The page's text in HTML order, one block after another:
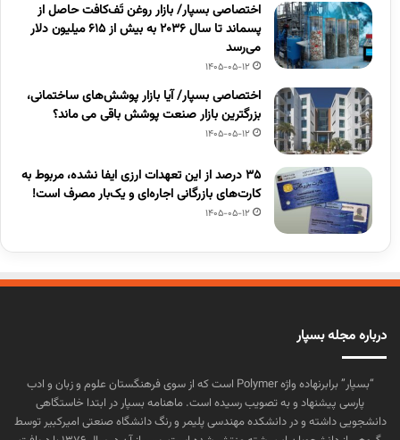
اختصاصی بسپار/ بازار روغن تَف‌کافت حاصل از
پسماند تا سال ۲۰۳۶ به بیش از ۶۱۵ میلیون دلار
می‌رسد
1405-05-12
اختصاصی بسپار/ آیا بازار پوشش‌های ساختمانی،
بزرگترین بازار صنعت پوشش باقی می ماند؟
1405-05-12
۳۵ درصد از این تعهدات ارزی ایفا نشده، مربوط به
کارت‌های بازرگانی اجاره‌ای و یک‌بار مصرف است!
1405-05-12
درباره مجله بسپار
“بسپار” برابرنهاده واژه Polymer است که از سوی فرهنگستان علوم و زبان و ادب
پارسی پیشنهاد و به تصویب رسیده است. ماهنامه بسپار در ابتدا خاستگاهی
دانشجویی داشته و در دانشکده مهندسی پلیمر و رنگ دانشگاه صنعتی امیرکبیر توسط